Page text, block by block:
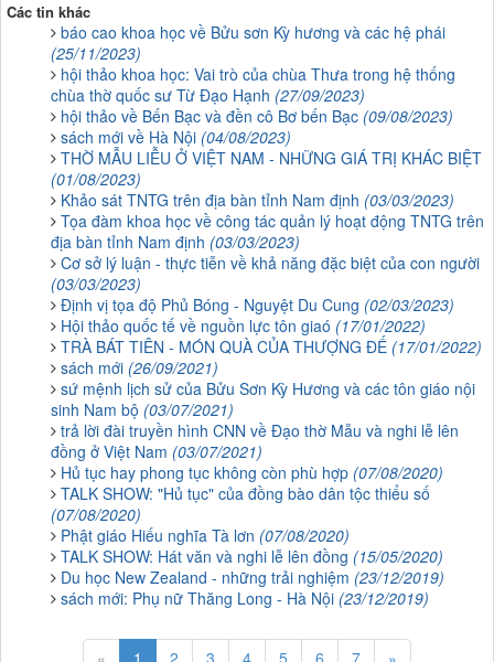
Các tin khác
báo cao khoa học về Bửu sơn Kỳ hương và các hệ phái
(25/11/2023)
hội thảo khoa học: Vai trò của chùa Thưa trong hệ thống
chùa thờ quốc sư Từ Đạo Hạnh (27/09/2023)
hội thảo về Bến Bạc và đền cô Bơ bến Bạc (09/08/2023)
sách mới về Hà Nội (04/08/2023)
THỜ MẪU LIỄU Ở VIỆT NAM - NHỮNG GIÁ TRỊ KHÁC BIỆT
(01/08/2023)
Khảo sát TNTG trên địa bàn tỉnh Nam định (03/03/2023)
Tọa đàm khoa học về công tác quản lý hoạt động TNTG trên
địa bàn tỉnh Nam định (03/03/2023)
Cơ sở lý luận - thực tiễn về khả năng đặc biệt của con người
(03/03/2023)
Định vị tọa độ Phủ Bóng - Nguyệt Du Cung (02/03/2023)
Hội thảo quốc tế về nguồn lực tôn giaó (17/01/2022)
TRÀ BÁT TIÊN - MÓN QUÀ CỦA THƯỢNG ĐẾ (17/01/2022)
sách mới (26/09/2021)
sứ mệnh lịch sử của Bửu Sơn Kỳ Hương và các tôn giáo nội
sinh Nam bộ (03/07/2021)
trả lời đài truyền hình CNN về Đạo thờ Mẫu và nghi lễ lên
đồng ở Việt Nam (03/07/2021)
Hủ tục hay phong tục không còn phù hợp (07/08/2020)
TALK SHOW: "Hủ tục" của đồng bào dân tộc thiểu số
(07/08/2020)
Phật giáo Hiếu nghĩa Tà lơn (07/08/2020)
TALK SHOW: Hát văn và nghi lễ lên đồng (15/05/2020)
Du học New Zealand - những trải nghiệm (23/12/2019)
sách mới: Phụ nữ Thăng Long - Hà Nội (23/12/2019)